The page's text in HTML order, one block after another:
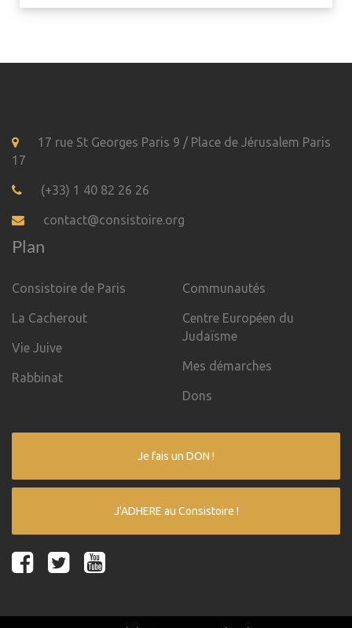
17 rue St Georges Paris 9 / Place de Jérusalem Paris
17
(+33) 1 40 82 26 26
contact@consistoire.org
Plan
Consistoire de Paris
La Cacherout
Vie Juive
Rabbinat
Communautés
Centre Européen du
Judaïsme
Mes démarches
Dons
Je fais un DON !
J'ADHERE au Consistoire !